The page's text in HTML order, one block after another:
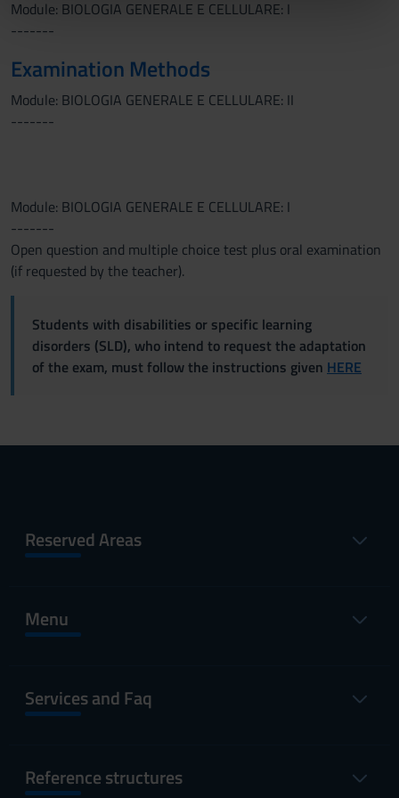
nostri partner che si occupano di analisi dei dati web,
pubblicità e social media, i quali potrebbero combinarle
raccolto dal tuo utilizzo dei loro servizi.
Module: BIOLOGIA GENERALE E CELLULARE: I
-------
Examination Methods
Module: BIOLOGIA GENERALE E CELLULARE: II
-------
Module: BIOLOGIA GENERALE E CELLULARE: I
-------
Open question and multiple choice test plus oral examination
(if requested by the teacher).
Students with disabilities or specific learning
disorders (SLD), who intend to request the adaptation
of the exam, must follow the instructions given HERE
Reserved Areas
Menu
Services and Faq
Reference structures